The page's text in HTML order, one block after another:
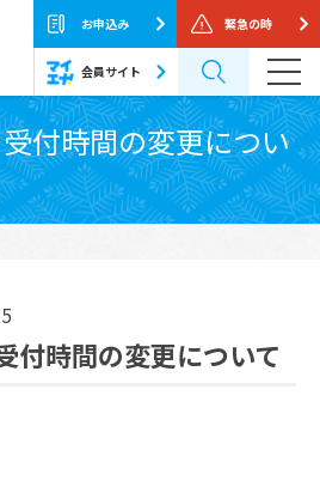
お申込み
会員サイト
緊急の時
付時間の変更につい
付時間の変更について